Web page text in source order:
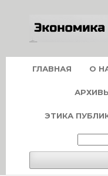
ГЛАВНАЯ О
ЭТИКА